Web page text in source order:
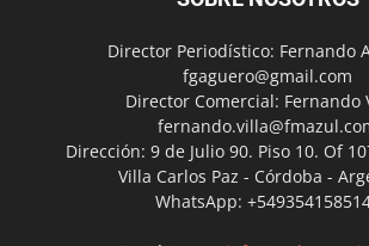
Director Periodístico: Fernando
fgaguero@gmail.com
Director Comercial: Fernando
Dirección: 9 de Julio 90. Piso 10. Of
Villa Carlos Paz - Córdoba -
WhatsApp: